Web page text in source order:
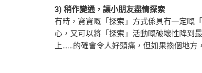
3) 稍作變通，讓小朋友盡情探索
有時，寶寶嘅「探索」方式係具有一定嘅
心，又可以將「探索」活動嘅破壞性降到
上……的確會令人好頭痛，但如果換個地方